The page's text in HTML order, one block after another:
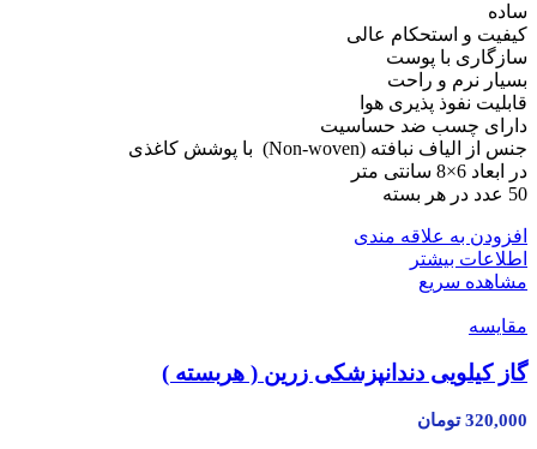
ساده
کیفیت و استحکام عالی
سازگاری با پوست
بسیار نرم و راحت
قابلیت نفوذ پذیری هوا
دارای چسب ضد حساسیت
جنس از الیاف نبافته (Non-woven) با پوشش کاغذی
در ابعاد 6×8 سانتی متر
50 عدد در هر بسته
افزودن به علاقه مندی
اطلاعات بیشتر
مشاهده سریع
مقایسه
گاز کیلویی دندانپزشکی زرین ( هربسته )
320,000 تومان